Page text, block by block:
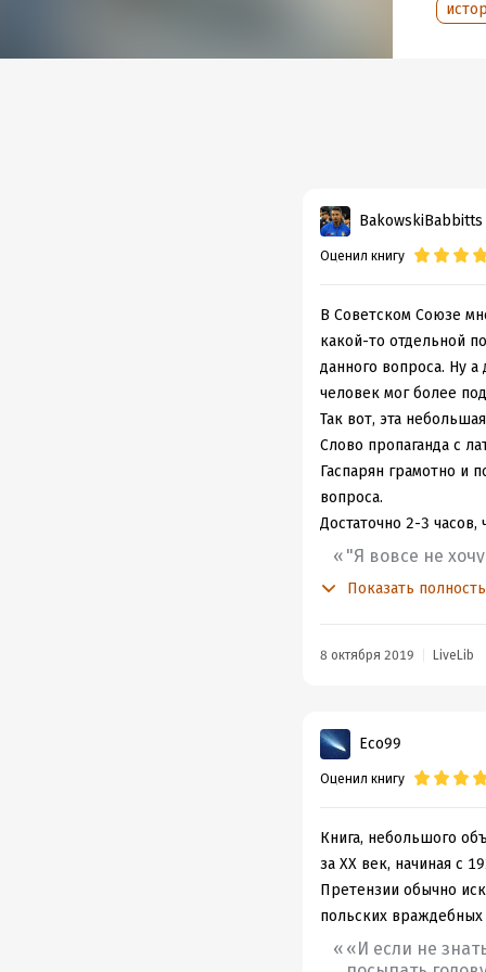
BakowskiBabbitts
Оценил книгу
В Советском Союзе
какой-то отдельной
данного вопроса. Ну
человек мог более
Так вот, эта
Слово пропаганда с
Гаспарян грамотно и
вопроса.
Достаточно 2-3
"Я вовсе не
Надеюсь, что
задуматься. И
"Концлагерь в
годах. В том
2. На территории
Главная цель
1917 года.
"Среди задач
Показать
8 октября 2019 LiveLib
Eco99
Оценил книгу
Книга, небольшого
за XX век, начиная с
Претензии обычно
польских враждебных
«И если не